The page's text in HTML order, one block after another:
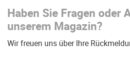
Haben Sie Fragen oder
unserem Magazin?
Wir freuen uns über Ihre